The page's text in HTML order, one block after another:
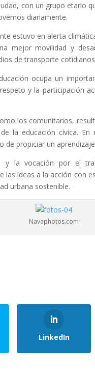
con un grupo etario
diariamente.
estuvo en alerta
mejor movilidad y
de transporte
ocupa un
y la participación
los comunitarios,
la educación cívica.
de propiciar un
y la vocación por el
las ideas a la acción con
urbana sostenible.
Navaphotos.com
LinkedIn